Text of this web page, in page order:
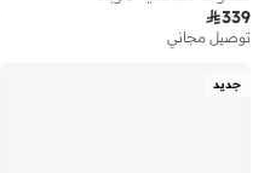
339
توصيل مجاني
جديد